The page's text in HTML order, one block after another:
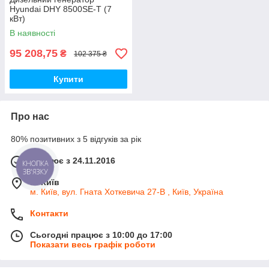
Hyundai DHY 8500SE-T (7
кВт)
В наявності
95 208,75 ₴ 102 375 ₴
Купити
Про нас
80% позитивних з 5 відгуків за рік
Працює з 24.11.2016
м. Київ
м. Київ, вул. Гната Хоткевича 27-В , Київ, Україна
Контакти
Сьогодні працює з 10:00 до 17:00
Показати весь графік роботи
КНОПКА
ЗВ'ЯЗКУ